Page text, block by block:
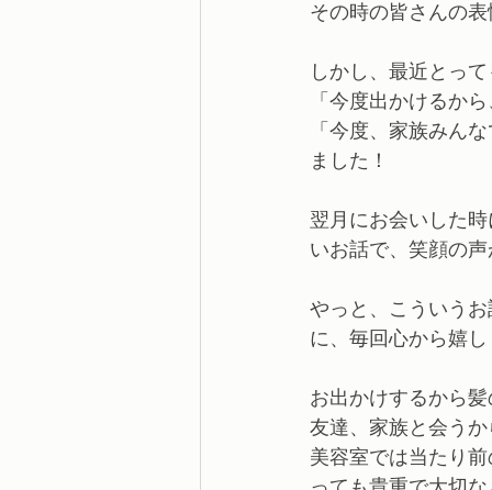
その時の皆さんの
しかし、最近とっ
「今度出かけるか
「今度、家族みん
ました！
翌月にお会いした
いお話で、笑顔の
やっと、こういう
に、毎回心から嬉
お出かけするから
友達、家族と会う
美容室では当たり